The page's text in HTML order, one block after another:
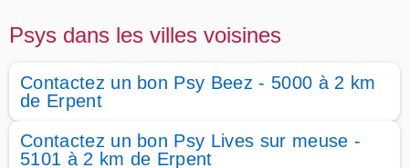
Psys dans les villes voisines
Contactez un bon Psy Beez - 5000 à 2 km
de Erpent
Contactez un bon Psy Lives sur meuse -
5101 à 2 km de Erpent